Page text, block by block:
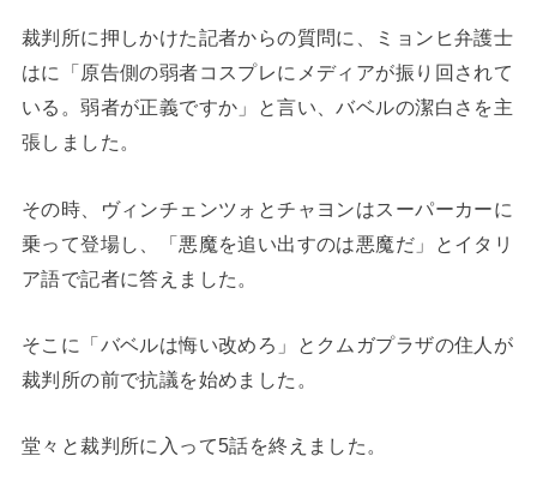
裁判所に押しかけた記者からの質問に、ミョンヒ弁護士
はに「原告側の弱者コスプレにメディアが振り回されて
いる。弱者が正義ですか」と言い、バベルの潔白さを主
張しました。
その時、ヴィンチェンツォとチャヨンはスーパーカーに
乗って登場し、「悪魔を追い出すのは悪魔だ」とイタリ
ア語で記者に答えました。
そこに「バベルは悔い改めろ」とクムガプラザの住人が
裁判所の前で抗議を始めました。
堂々と裁判所に入って5話を終えました。